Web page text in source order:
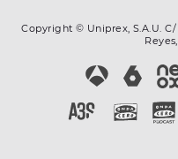
Copyright © Uniprex, S.A.U.